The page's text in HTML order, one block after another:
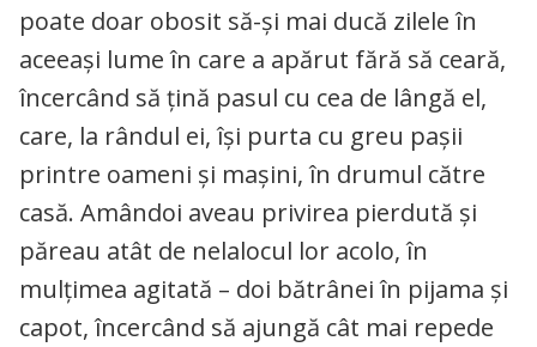
poate doar obosit să-și mai ducă zilele în
aceeași lume în care a apărut fără să ceară,
încercând să țină pasul cu cea de lângă el,
care, la rândul ei, își purta cu greu pașii
printre oameni și mașini, în drumul către
casă. Amândoi aveau privirea pierdută și
păreau atât de nelalocul lor acolo, în
mulțimea agitată – doi bătrânei în pijama și
capot, încercând să ajungă cât mai repede